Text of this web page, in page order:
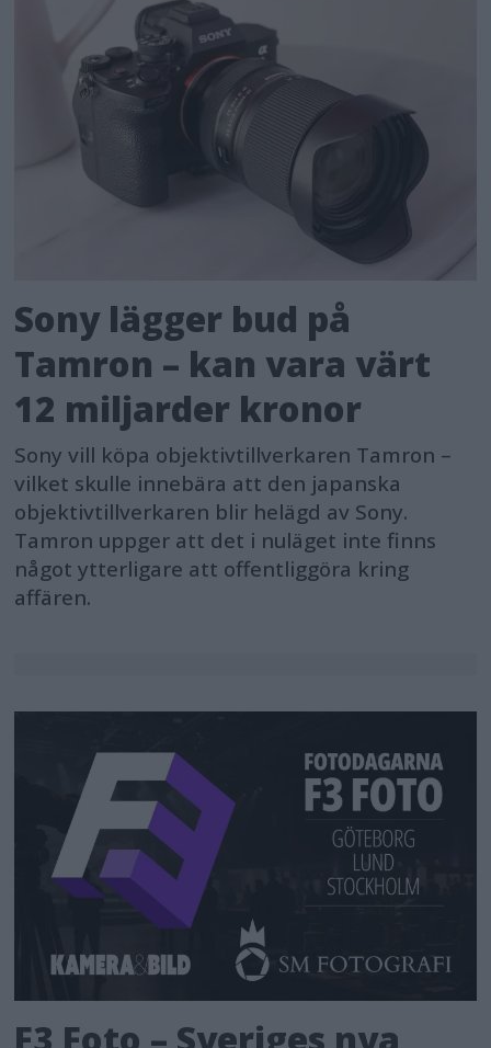
Sony lägger bud på
Tamron – kan vara värt
12 miljarder kronor
Sony vill köpa objektivtillverkaren Tamron –
vilket skulle innebära att den japanska
objektivtillverkaren blir helägd av Sony.
Tamron uppger att det i nuläget inte finns
något ytterligare att offentliggöra kring
affären.